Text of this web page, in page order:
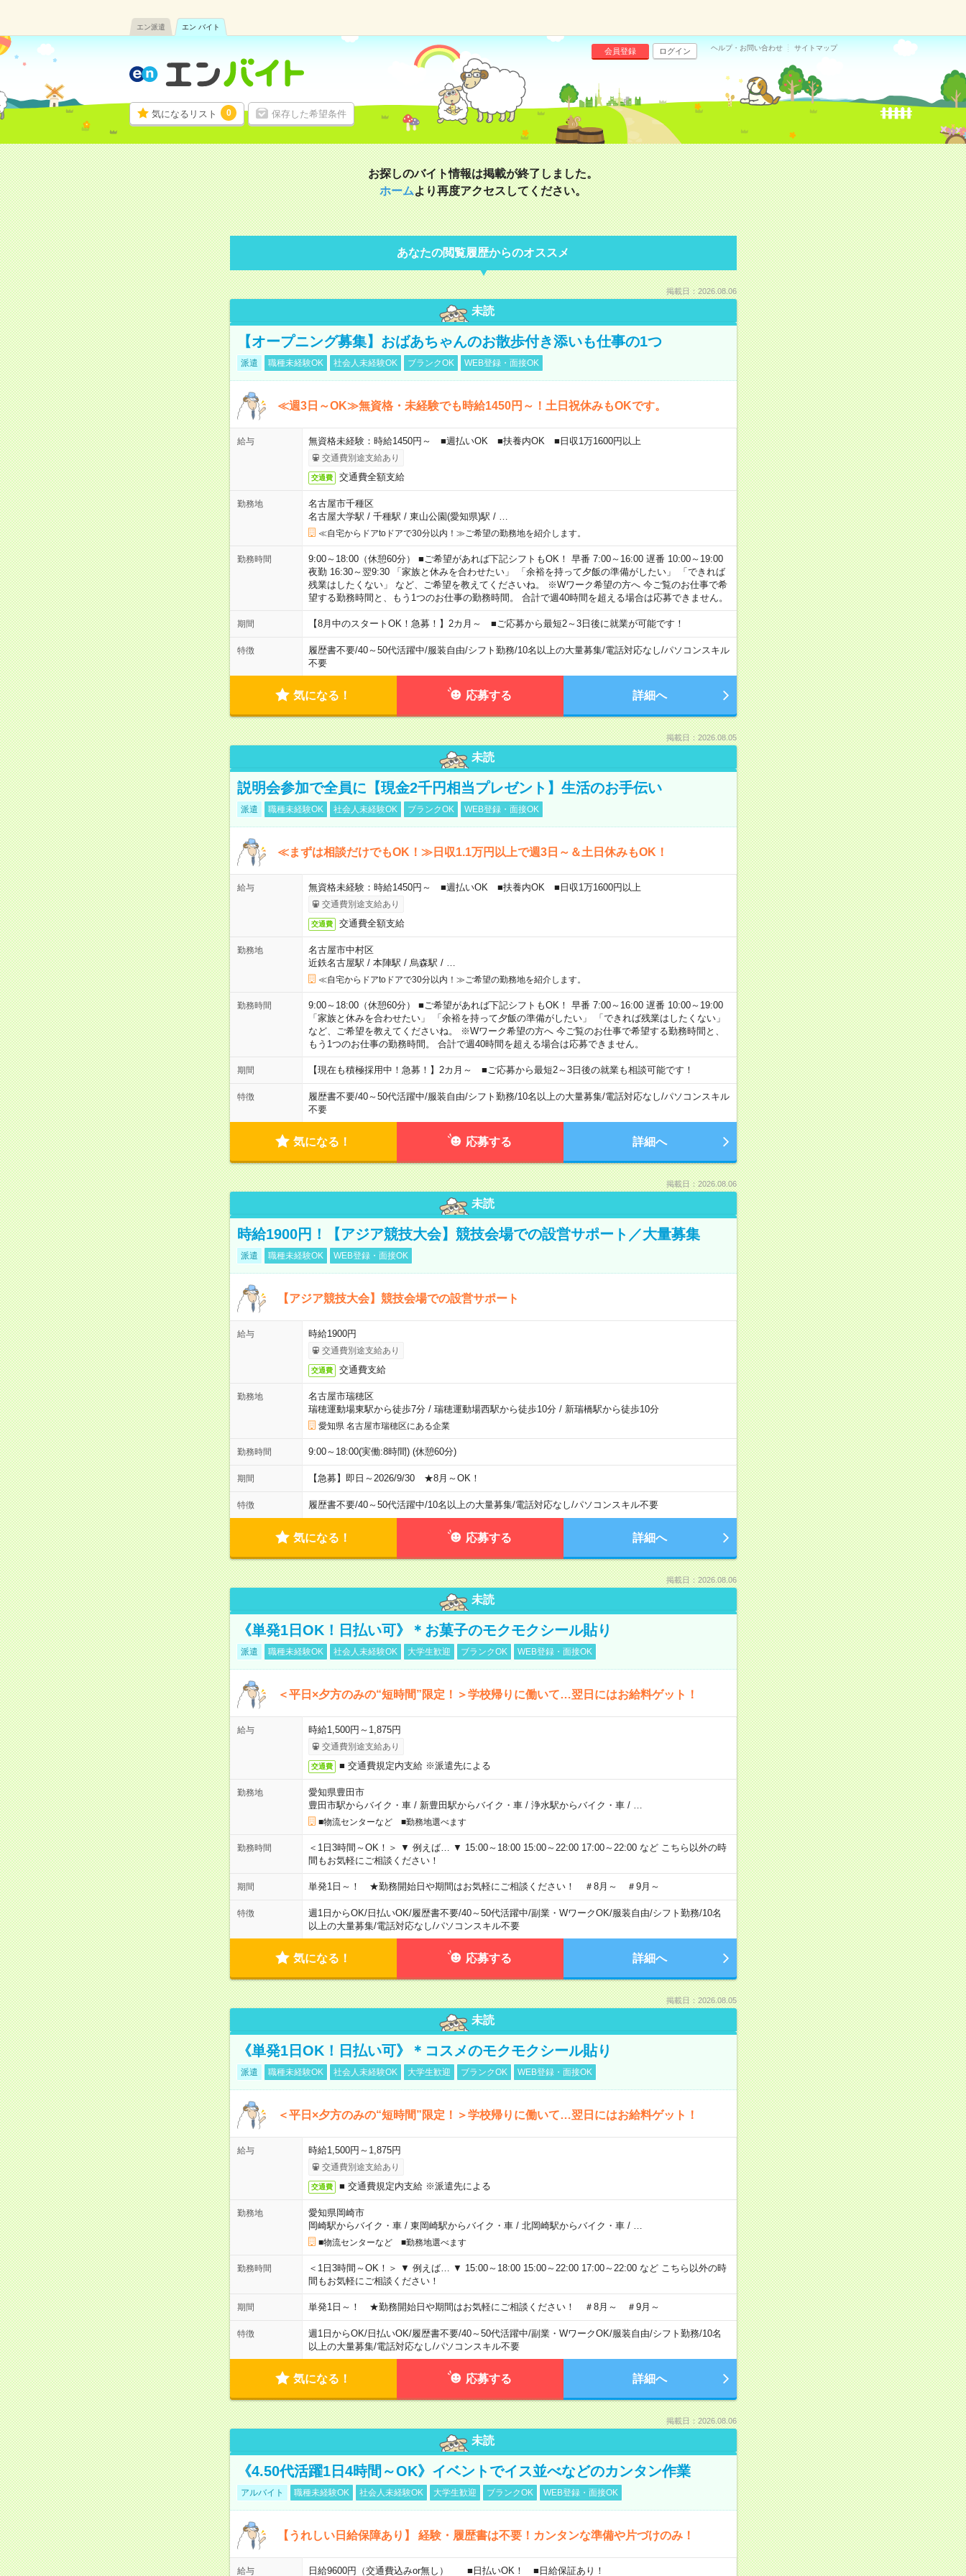
エン派遣 エン バイト
気になるリスト 0 保存した希望条件
会員登録 ログイン ヘルプ・お問い合わせ サイトマップ
お探しのバイト情報は掲載が終了しました。
ホームより再度アクセスしてください。
あなたの閲覧履歴からのオススメ
掲載日：2026.08.06
未読
【オープニング募集】おばあちゃんのお散歩付き添いも仕事の1つ
派遣 職種未経験OK 社会人未経験OK ブランクOK WEB登録・面接OK
≪週3日～OK≫無資格・未経験でも時給1450円～！土日祝休みもOKです。
給与 無資格未経験：時給1450円～ ■週払いOK ■扶養内OK ■日収1万1600円以上
交通費別途支給あり
交通費 交通費全額支給
勤務地
名古屋市千種区
名古屋大学駅 / 千種駅 / 東山公園(愛知県)駅 / …
≪自宅からドアtoドアで30分以内！≫ご希望の勤務地を紹介します。
勤務時間
9:00～18:00（休憩60分） ■ご希望があれば下記シフトもOK！ 早番 7:00～16:00 遅番 10:00～19:00
夜勤 16:30～翌9:30 「家族と休みを合わせたい」 「余裕を持って夕飯の準備がしたい」 「できれば
残業はしたくない」 など、ご希望を教えてくださいね。 ※Wワーク希望の方へ 今ご覧のお仕事で希
望する勤務時間と、もう1つのお仕事の勤務時間。 合計で週40時間を超える場合は応募できません。
期間 【8月中のスタートOK！急募！】2カ月～ ■ご応募から最短2～3日後に就業が可能です！
特徴 履歴書不要/40～50代活躍中/服装自由/シフト勤務/10名以上の大量募集/電話対応なし/パソコンスキル
不要
気になる！ 応募する 詳細へ
掲載日：2026.08.05
未読
説明会参加で全員に【現金2千円相当プレゼント】生活のお手伝い
派遣 職種未経験OK 社会人未経験OK ブランクOK WEB登録・面接OK
≪まずは相談だけでもOK！≫日収1.1万円以上で週3日～＆土日休みもOK！
給与 無資格未経験：時給1450円～ ■週払いOK ■扶養内OK ■日収1万1600円以上
交通費別途支給あり
交通費 交通費全額支給
勤務地
名古屋市中村区
近鉄名古屋駅 / 本陣駅 / 烏森駅 / …
≪自宅からドアtoドアで30分以内！≫ご希望の勤務地を紹介します。
勤務時間
9:00～18:00（休憩60分） ■ご希望があれば下記シフトもOK！ 早番 7:00～16:00 遅番 10:00～19:00
「家族と休みを合わせたい」 「余裕を持って夕飯の準備がしたい」 「できれば残業はしたくない」
など、ご希望を教えてくださいね。 ※Wワーク希望の方へ 今ご覧のお仕事で希望する勤務時間と、
もう1つのお仕事の勤務時間。 合計で週40時間を超える場合は応募できません。
期間 【現在も積極採用中！急募！】2カ月～ ■ご応募から最短2～3日後の就業も相談可能です！
特徴 履歴書不要/40～50代活躍中/服装自由/シフト勤務/10名以上の大量募集/電話対応なし/パソコンスキル
不要
気になる！ 応募する 詳細へ
掲載日：2026.08.06
未読
時給1900円！【アジア競技大会】競技会場での設営サポート／大量募集
派遣 職種未経験OK WEB登録・面接OK
【アジア競技大会】競技会場での設営サポート
給与 時給1900円
交通費別途支給あり
交通費 交通費支給
勤務地
名古屋市瑞穂区
瑞穂運動場東駅から徒歩7分/ 瑞穂運動場西駅から徒歩10分/ 新瑞橋駅から徒歩10分
愛知県 名古屋市瑞穂区にある企業
勤務時間 9:00～18:00(実働:8時間) (休憩60分)
期間 【急募】即日～2026/9/30 ★8月～OK！
特徴 履歴書不要/40～50代活躍中/10名以上の大量募集/電話対応なし/パソコンスキル不要
気になる！ 応募する 詳細へ
掲載日：2026.08.06
未読
《単発1日OK！日払い可》＊お菓子のモクモクシール貼り
派遣 職種未経験OK 社会人未経験OK 大学生歓迎 ブランクOK WEB登録・面接OK
＜平日×夕方のみの“短時間”限定！＞学校帰りに働いて…翌日にはお給料ゲット！
給与 時給1,500円～1,875円
交通費別途支給あり
交通費 ■ 交通費規定内支給 ※派遣先による
勤務地
愛知県豊田市
豊田市駅からバイク・車/ 新豊田駅からバイク・車/ 浄水駅からバイク・車/ …
■物流センターなど ■勤務地選べます
勤務時間
＜1日3時間～OK！＞ ▼ 例えば… ▼ 15:00～18:00 15:00～22:00 17:00～22:00 など こちら以外の時
間もお気軽にご相談ください！
期間 単発1日～！ ★勤務開始日や期間はお気軽にご相談ください！ ＃8月～ ＃9月～
特徴 週1日からOK/日払いOK/履歴書不要/40～50代活躍中/副業・WワークOK/服装自由/シフト勤務/10名
以上の大量募集/電話対応なし/パソコンスキル不要
気になる！ 応募する 詳細へ
掲載日：2026.08.05
未読
《単発1日OK！日払い可》＊コスメのモクモクシール貼り
派遣 職種未経験OK 社会人未経験OK 大学生歓迎 ブランクOK WEB登録・面接OK
＜平日×夕方のみの“短時間”限定！＞学校帰りに働いて…翌日にはお給料ゲット！
給与 時給1,500円～1,875円
交通費別途支給あり
交通費 ■ 交通費規定内支給 ※派遣先による
勤務地
愛知県岡崎市
岡崎駅からバイク・車/ 東岡崎駅からバイク・車/ 北岡崎駅からバイク・車/ …
■物流センターなど ■勤務地選べます
勤務時間
＜1日3時間～OK！＞ ▼ 例えば… ▼ 15:00～18:00 15:00～22:00 17:00～22:00 など こちら以外の時
間もお気軽にご相談ください！
期間 単発1日～！ ★勤務開始日や期間はお気軽にご相談ください！ ＃8月～ ＃9月～
特徴 週1日からOK/日払いOK/履歴書不要/40～50代活躍中/副業・WワークOK/服装自由/シフト勤務/10名
以上の大量募集/電話対応なし/パソコンスキル不要
気になる！ 応募する 詳細へ
掲載日：2026.08.06
未読
《4.50代活躍1日4時間～OK》イベントでイス並べなどのカンタン作業
アルバイト 職種未経験OK 社会人未経験OK 大学生歓迎 ブランクOK WEB登録・面接OK
【うれしい日給保障あり】 経験・履歴書は不要！カンタンな準備や片づけのみ！
給与 日給9600円（交通費込みor無し） ■日払いOK！ ■日給保証あり！